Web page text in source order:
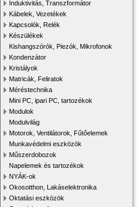
Induktivitás, Transzformátor
Kábelek, Vezetékek
Kapcsolók, Relék
Készülékek
Kishangszórók, Piezók, Mikrofonok
Kondenzátor
Kristályok
Matricák, Feliratok
Méréstechnika
Mini PC, ipari PC, tartozékok
Modulok
Modulvilág
Motorok, Ventilátorok, Fűtőelemek
Munkavédelmi eszközök
Műszerdobozok
Napelemek és tartozékok
NYÁK-ok
Okosotthon, Lakáselektronika
Oktatási eszközök